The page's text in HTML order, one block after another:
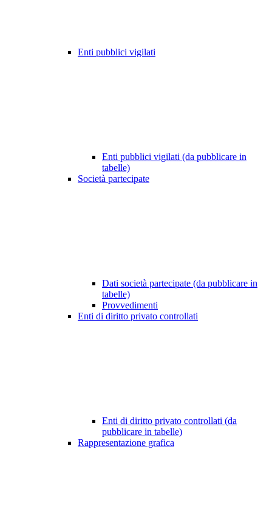
Enti pubblici vigilati
Enti pubblici vigilati (da pubblicare in
tabelle)
Società partecipate
Dati società partecipate (da pubblicare in
tabelle)
Provvedimenti
Enti di diritto privato controllati
Enti di diritto privato controllati (da
pubblicare in tabelle)
Rappresentazione grafica